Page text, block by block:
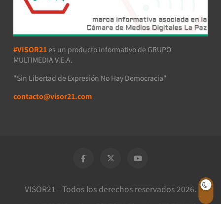
#VISOR21 es un producto informativo de GRUPO
MULTIMEDIA V.E.A.
"Sin Libertad de Expresión No Hay Democracia"
contacto@visor21.com
VISOR21 - Todos los derechos reservados 2026.